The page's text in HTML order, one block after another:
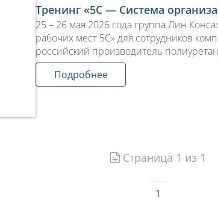
Тренинг «5С — Система
25 – 26 мая 2026 года группа Лин
рабочих мест 5С» для сотрудников
российский производитель
Подробнее
Страница 1 из 1
1